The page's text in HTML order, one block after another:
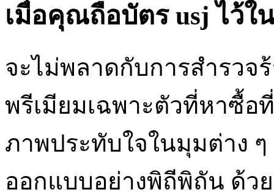
เมื่อคุณถือบัตร usj ไว้ใ
จะไม่พลาดกับการสำรวจ
พรีเมียมเฉพาะตัวที่หาซื้อ
ภาพประทับใจในมุมต่าง
ออกแบบอย่างพิถีพิถัน ด้วย